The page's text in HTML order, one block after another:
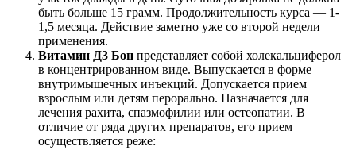
быть больше 15 грамм. Продолжительность курса — 1-
1,5 месяца. Действие заметно уже со второй недели
применения.
Витамин Д3 Бон представляет собой холекальциферол
в концентрированном виде. Выпускается в форме
внутримышечных инъекций. Допускается прием
взрослым или детям перорально. Назначается для
лечения рахита, спазмофилии или остеопатии. В
отличие от ряда других препаратов, его прием
осуществляется реже: